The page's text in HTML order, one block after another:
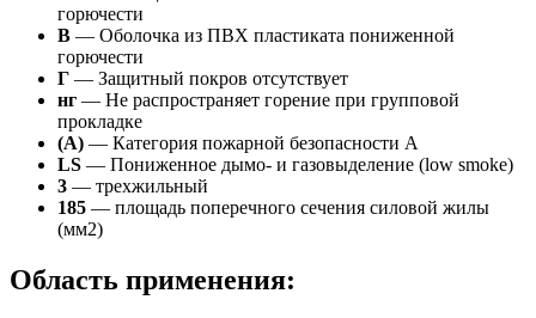
горючести
В — Оболочка из ПВХ пластиката пониженной
горючести
Г — Защитный покров отсутствует
нг — Не распространяет горение при групповой
прокладке
(А) — Категория пожарной безопасности A
LS — Пониженное дымо- и газовыделение (low smoke)
3 — трехжильный
185 — площадь поперечного сечения силовой жилы
(мм2)
Область применения: